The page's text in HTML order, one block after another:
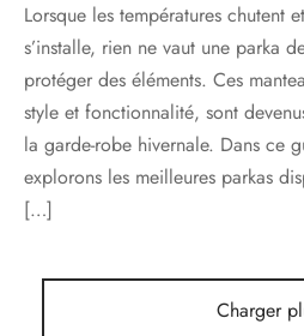
Lorsque les températures chutent
s’installe, rien ne vaut une parka
protéger des éléments. Ces
style et fonctionnalité, sont
la garde-robe hivernale. Dans ce
explorons les meilleures parkas
[…]
Charger